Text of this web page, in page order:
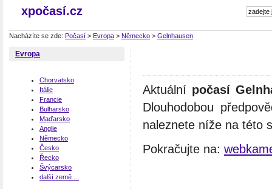
xpočasí.cz
Nacházíte se zde: Počasí > Evropa > Německo > Gelnhausen
Evropa
Chorvatsko
Itálie
Francie
Bulharsko
Maďarsko
Anglie
Německo
Česko
Řecko
Švýcarsko
další země ...
Aktuální počasí
Dlouhodobou
naleznete níže na této
Pokračujte na: